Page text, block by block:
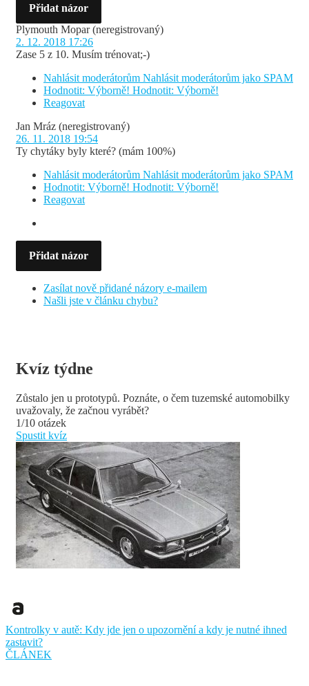
Přidat názor
Plymouth Mopar (neregistrovaný)
2. 12. 2018 17:26
Zase 5 z 10. Musím trénovat;-)
Nahlásit moderátorům Nahlásit moderátorům jako SPAM
Hodnotit: Výborně! Hodnotit: Výborně!
Reagovat
Jan Mráz (neregistrovaný)
26. 11. 2018 19:54
Ty chytáky byly které? (mám 100%)
Nahlásit moderátorům Nahlásit moderátorům jako SPAM
Hodnotit: Výborně! Hodnotit: Výborně!
Reagovat
Přidat názor
Zasílat nově přidané názory e-mailem
Našli jste v článku chybu?
Kvíz týdne
Zůstalo jen u prototypů. Poznáte, o čem tuzemské automobilky
uvažovaly, že začnou vyrábět?
1/10 otázek
Spustit kvíz
Kontrolky v autě: Kdy jde jen o upozornění a kdy je nutné ihned
zastavit?
ČLÁNEK